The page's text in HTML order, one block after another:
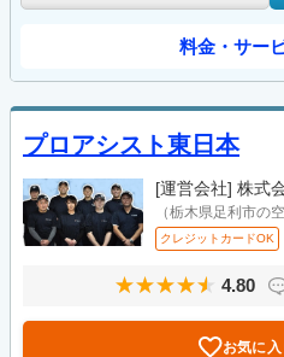
料金・サー
プロアシスト東日本
[運営会社] 株式
（栃木県足利市の
クレジットカードOK
4.80
お気に